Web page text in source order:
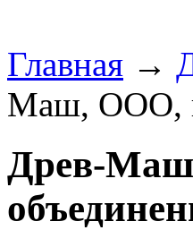
Главная →
Маш, ООО,
Древ-